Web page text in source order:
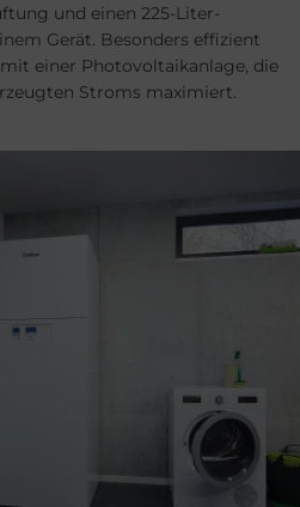
und einen 225-Liter-
Gerät. Besonders effizient
einer Photovoltaikanlage, die
Stroms maximiert.